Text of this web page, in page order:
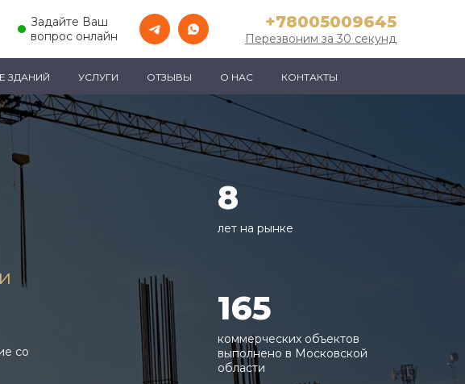
Задайте Ваш
вопрос онлайн
+78005009645
Перезвоним за 30 секунд
ЗДАНИЙ УСЛУГИ ОТЗЫВЫ О НАС КОНТАКТЫ
со
8
лет на рынке
165
коммерческих объектов
выполнено в Московской
области